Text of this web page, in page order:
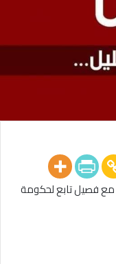
مع فصيل تابع لحكومة